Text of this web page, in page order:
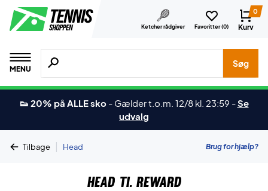
Ketcher rådgiver Favoritter (0)
0
Kurv
MENU
Søg efter produkter, mærker etc.
Søg
👟 20% på ALLE sko - Gælder t.o.m. 12/8 kl. 23:59 -Se
udvalg
Tilbage | Head Brug for hjælp?
Head Ti. Reward